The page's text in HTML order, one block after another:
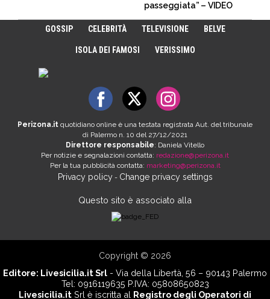
passeggiata” – VIDEO
GOSSIP CELEBRITÀ TELEVISIONE BELVE
ISOLA DEI FAMOSI VERISSIMO
Perizona.it quotidiano online è una testata registrata Aut. del tribunale
di Palermo n. 10 del 27/12/2021
Direttore responsabile: Daniela Vitello
Per notizie e segnalazioni contatta: redazione@perizona.it
Per la tua pubblicità contatta: marketing@perizona.it
Privacy policy- Change privacy settings
Questo sito è associato alla
Copyright © 2026
Editore: Livesicilia.it Srl - Via della Libertà, 56 – 90143 Palermo
Tel: 0916119635 P.IVA: 05808650823
Livesicilia.it Srl è iscritta al Registro degli Operatori di